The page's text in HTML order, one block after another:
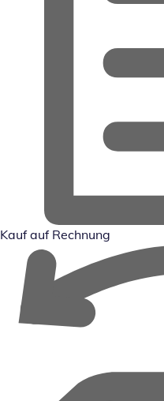
Kauf auf Rechnung